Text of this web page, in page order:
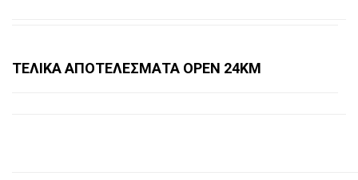
ΤΕΛΙΚΑ ΑΠΟΤΕΛΕΣΜΑΤΑ ΟΡΕΝ 24ΚΜ